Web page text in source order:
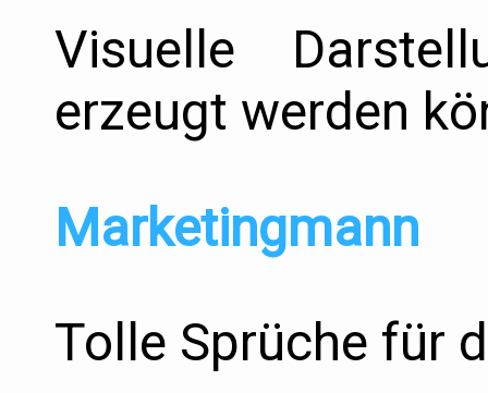
Visuelle
erzeugt werden
Marketingmann
Tolle Sprüche für